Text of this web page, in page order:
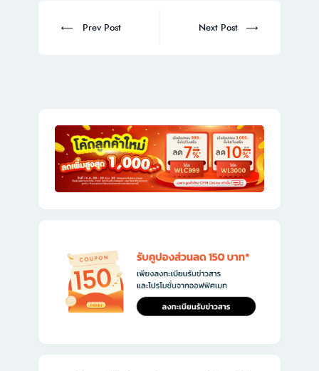
navigation
Prev
Prev Post
Next
Next Post